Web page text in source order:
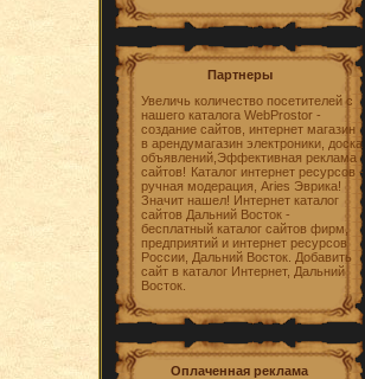
Партнеры
Увеличь количество посетителей с
нашего каталога WebProstor -
создание сайтов, интернет магазин
в арендумагазин электроники, доска
объявлений,Эффективная реклама
сайтов! Каталог интернет ресурсов -
ручная модерация, Aries Эврика!
Значит нашел! Интернет каталог
сайтов Дальний Восток -
бесплатный каталог сайтов фирм,
предприятий и интернет ресурсов
России, Дальний Восток. Добавить
сайт в каталог Интернет, Дальний
Восток.
Оплаченная реклама